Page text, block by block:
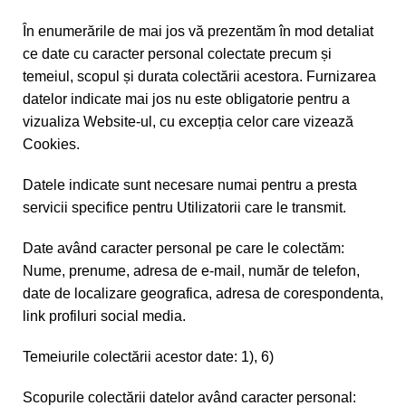
În enumerările de mai jos vă prezentăm în mod detaliat
ce date cu caracter personal colectate precum și
temeiul, scopul și durata colectării acestora. Furnizarea
datelor indicate mai jos nu este obligatorie pentru a
vizualiza Website-ul, cu excepția celor care vizează
Cookies.
Datele indicate sunt necesare numai pentru a presta
servicii specifice pentru Utilizatorii care le transmit.
Date având caracter personal pe care le colectăm:
Nume, prenume, adresa de e-mail, număr de telefon,
date de localizare geografica, adresa de corespondenta,
link profiluri social media.
Temeiurile colectării acestor date: 1), 6)
Scopurile colectării datelor având caracter personal: